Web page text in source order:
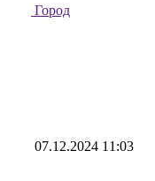
Город
07.12.2024 11:03